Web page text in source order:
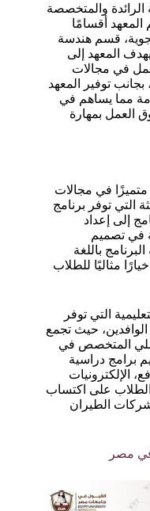
الرائدة والمتخصصة
أقسامًا
قسم هندسة
المعهد إلى
في مجالات
توفير المعهد
مما يساهم في
العمل بمهارة
في مجالات
التي توفر برنامج
إلى إعداد
في تصميم
باللغة
مثاليًا للطلاب
التي توفر
حيث تجمع
المتخصص في
برامج دراسية
الإلكترونيات
الطلاب على اكتساب
الطيران
مصر